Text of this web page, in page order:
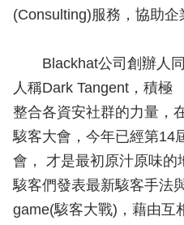
(Consulting)服務，協助企
Blackhat公司創辦人同
人稱Dark Tangent，積極
整合各資安社群的力量，
駭客大會，今年已經第14
會， 才是最初原汁原味的
駭客們發表最新駭客手法
game(駭客大戰)，藉由互